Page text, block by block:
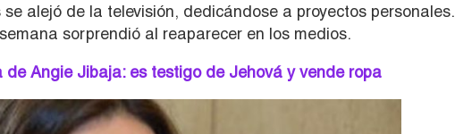
alejó de la televisión, dedicándose a proyectos personales.
sorprendió al reaparecer en los medios.
de Angie Jibaja: es testigo de Jehová y vende ropa